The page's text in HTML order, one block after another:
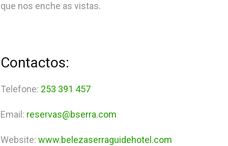
que nos enche as vistas.
Contactos:
Telefone: 253 391 457
Email: reservas@bserra.com
Website: www.belezaserraguidehotel.com